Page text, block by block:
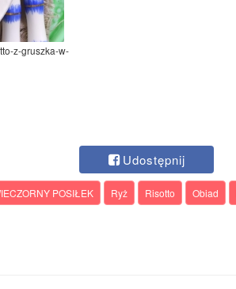
z-gruszka-w-
Udostępnij
POSIŁEK Ryż Risotto Obiad